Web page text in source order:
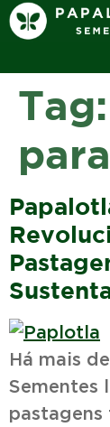
Tag:
Há mais
Sementes